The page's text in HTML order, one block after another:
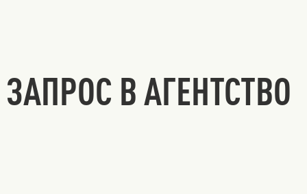
ЗАПРОС В АГЕНТСТВО